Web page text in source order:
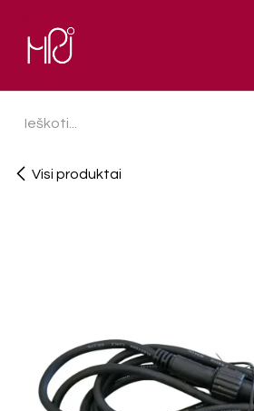
Visi produktai